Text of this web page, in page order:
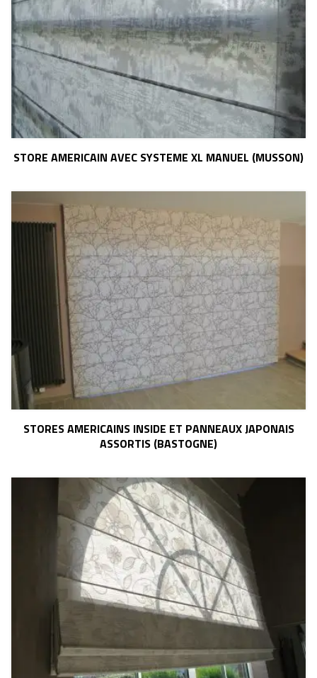
STORE AMERICAIN AVEC SYSTEME XL MANUEL (MUSSON)
STORES AMERICAINS INSIDE ET PANNEAUX JAPONAIS
ASSORTIS (BASTOGNE)